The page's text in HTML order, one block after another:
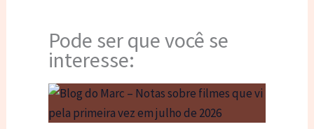
Pode ser que você se
interesse: